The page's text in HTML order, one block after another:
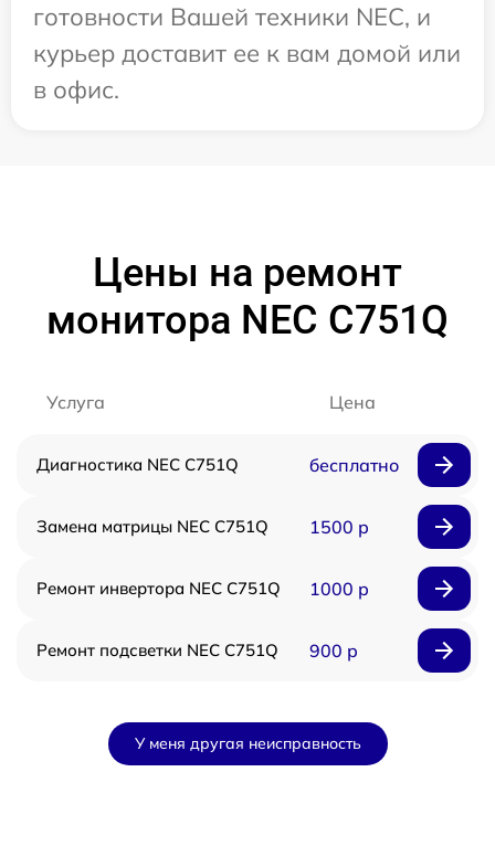
готовности Вашей техники NEC, и
курьер доставит ее к вам домой или
в офис.
Цены на ремонт
монитора NEC C751Q
Услуга Цена
Диагностика NEC C751Q бесплатно
Замена матрицы NEC C751Q 1500 р
Ремонт инвертора NEC C751Q 1000 р
Ремонт подсветки NEC C751Q 900 р
У меня другая неисправность